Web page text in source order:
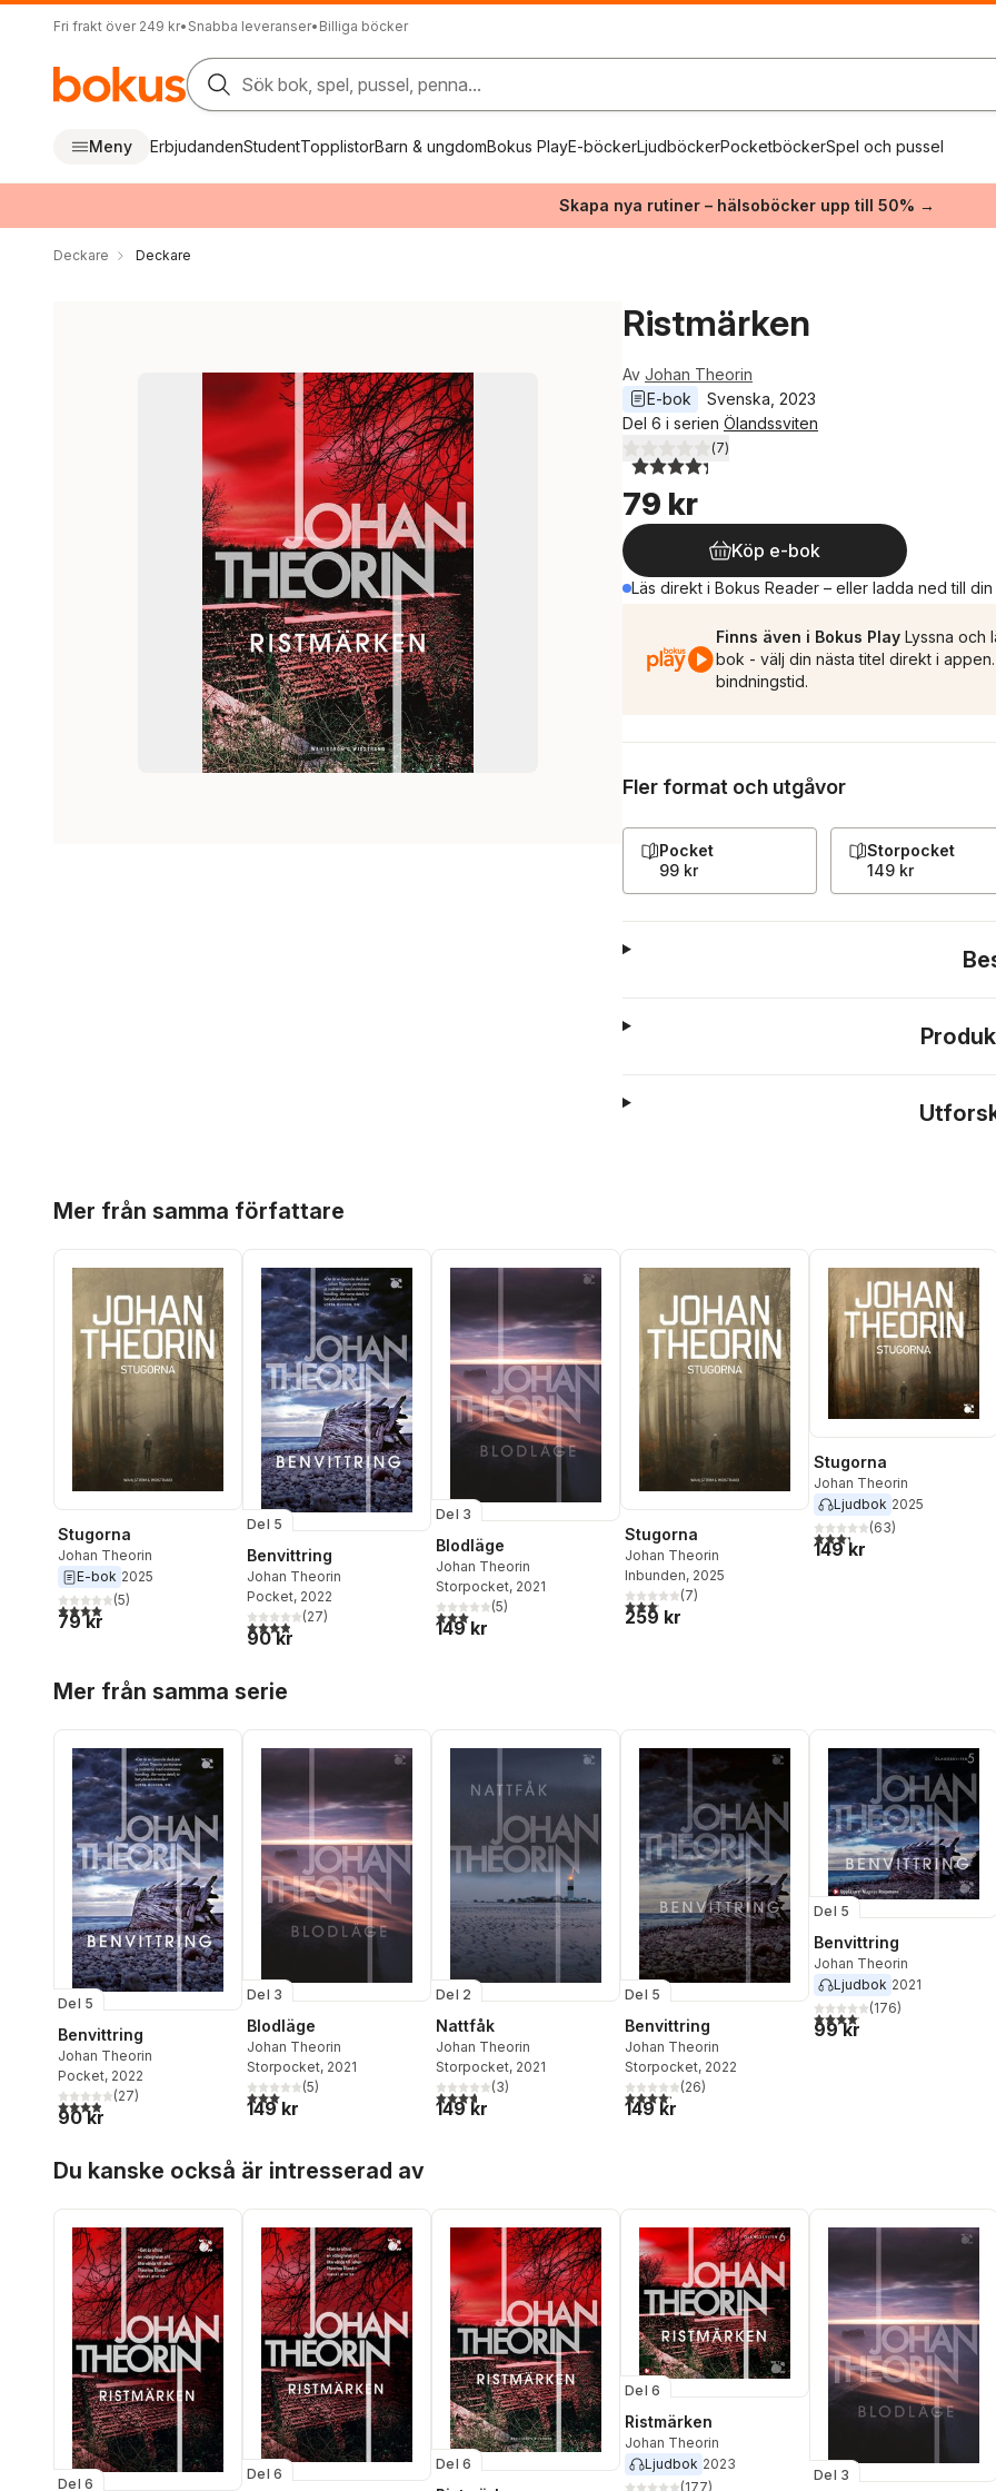
Fri frakt över 249 kr• Snabba leveranser• Billiga böcker
Sök bok, spel, pussel, penna...
Meny ErbjudandenStudentTopplistorBarn & ungdomBokus PlayE-böckerLjudböckerPocketböckerSpel och pussel
Skapa nya rutiner – hälsoböcker upp till 50% →
Deckare Deckare
Ristmärken
Av Johan Theorin
E-bok
Svenska 2023
Del 6 i serien Ölandssviten
4,3utav 5 stjärnor. Totalt antal röster:
(7)
79 kr
Köp e-bok
Läs direkt i Bokus Reader – eller ladda ned till
Finns även i Bokus Play Lyssna och
bok - välj din nästa titel direkt i
bindningstid.
Fler format och utgåvor
Pocket
99 kr
Storpocket
149 kr
Mer från samma författare
Stugorna
Johan Theorin
E-bok 2025
4,0utav 5 stjärnor. Totalt antal röster:
(5)
79 kr
Del 5
Benvittring
Johan Theorin
Pocket, 2022
3,9utav 5 stjärnor. Totalt antal röster:
(27)
90 kr
Del 3
Blodläge
Johan Theorin
Storpocket, 2021
3,0utav 5 stjärnor. Totalt antal röster:
(5)
149 kr
Stugorna
Johan Theorin
Inbunden, 2025
3,1utav 5 stjärnor. Totalt antal röster:
(7)
259 kr
Stugorna
Johan Theorin
Ljudbok 2025
3,3utav 5 stjärnor. Totalt
(63)
149 kr
Mer från samma serie
Del 5
Benvittring
Johan Theorin
Pocket, 2022
3,9utav 5 stjärnor. Totalt antal röster:
(27)
90 kr
Del 3
Blodläge
Johan Theorin
Storpocket, 2021
3,0utav 5 stjärnor. Totalt antal röster:
(5)
149 kr
Del 2
Nattfåk
Johan Theorin
Storpocket, 2021
3,7utav 5 stjärnor. Totalt antal röster:
(3)
149 kr
Del 5
Benvittring
Johan Theorin
Storpocket, 2022
4,2utav 5 stjärnor. Totalt antal röster:
(26)
149 kr
Del 5
Benvittring
Johan Theorin
Ljudbok 2021
4,1utav 5 stjärnor. Totalt
(176)
99 kr
Du kanske också är intresserad av
Del 6
Del 6
Del 6
Del 6
Ristmärken
Johan Theorin
Ljudbok 2023
(177)
Del 3